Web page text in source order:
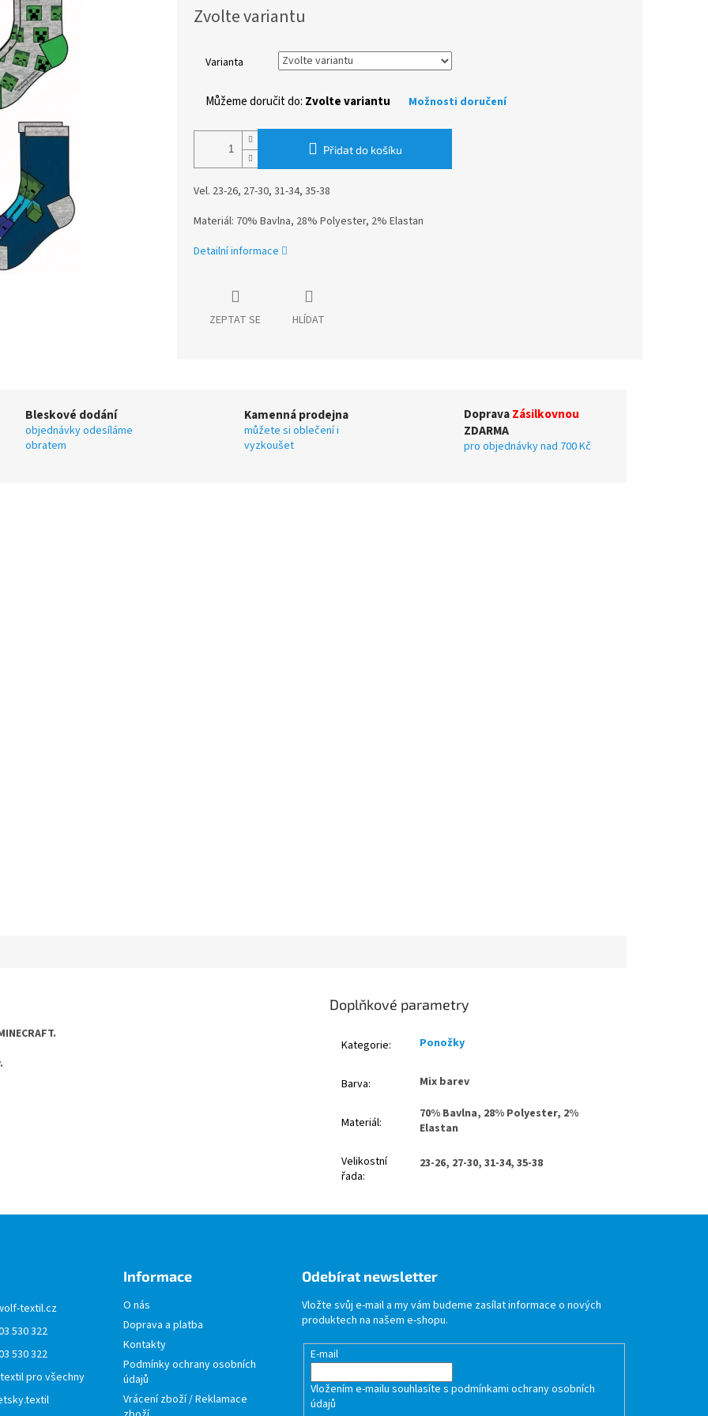
cena:
Zvolte variantu
Varianta
Můžeme doručit do: Zvolte variantu Možnosti doručení
Přidat do košíku
Vel. 23-26, 27-30, 31-34, 35-38
Materiál: 70% Bavlna, 28% Polyester, 2% Elastan
Detailní informace
ZEPTAT SE HLÍDAT
Bleskové dodání
objednávky odesíláme
obratem
Kamenná prodejna
můžete si oblečení i
vyzkoušet
DopravaZásilkovnou
ZDARMA
pro objednávky nad 700 Kč
Doplňkové parametry
Kategorie: Ponožky
Barva: Mix barev
Materiál:
70% Bavlna, 28% Polyester, 2%
Elastan
Velikostní
řada:
23-26, 27-30, 31-34, 35-38
textil.cz
530 322
530 322
pro všechny
Informace
O nás
Doprava a platba
Kontakty
Podmínky ochrany osobních
údajů
Vrácení zboží / Reklamace
Odebírat newsletter
Vložte svůj e-mail a my vám budeme zasílat informace o nových
produktech na našem e-shopu.
E-mail
Vložením e-mailu souhlasíte spodmínkami ochrany osobních
údajů